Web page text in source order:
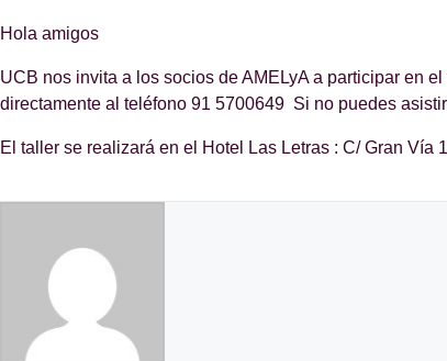
Hola amigos
UCB nos invita a los socios de AMELyA a participar en
directamente al teléfono 91 5700649 Si no puedes
El taller se realizará en el Hotel Las Letras : C/ Gran Vía